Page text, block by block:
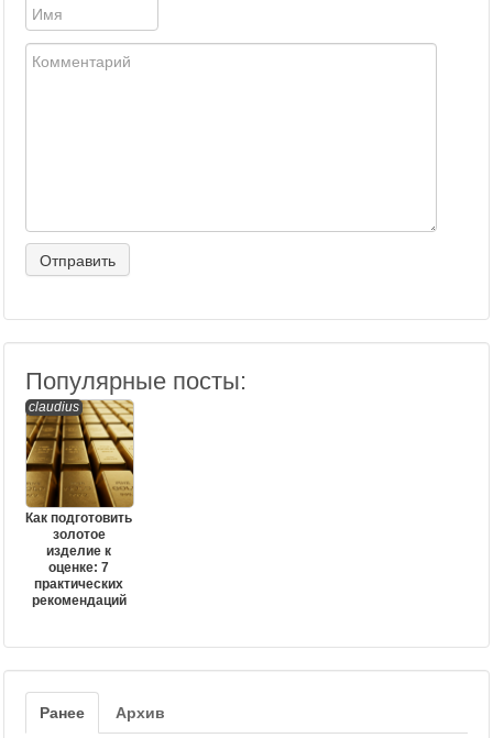
Популярные посты:
claudius
Как подготовить
золотое
изделие к
оценке: 7
практических
рекомендаций
Ранее Архив